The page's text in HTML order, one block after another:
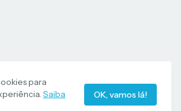
para
Saiba
OK, vamos lá!